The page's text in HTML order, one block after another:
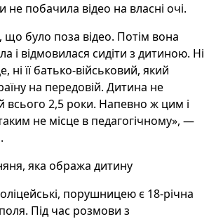
побачила відео на власні очі.
що було поза відео. Потім вона
і відмовилася сидіти з дитиною. Ні
ні її батько-військовий, який
на передовій. Дитина не
всього 2,5 роки. Напевно ж цим і
не місце в педагогічному», —
яка обража дитину
порушницею є 18-річна
Під час розмови з